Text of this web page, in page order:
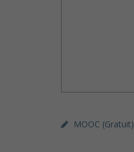
MOOC (gratuit)